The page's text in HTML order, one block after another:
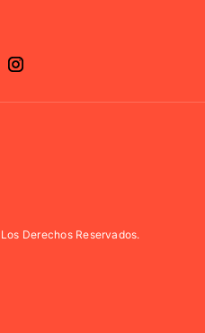
Derechos Reservados.